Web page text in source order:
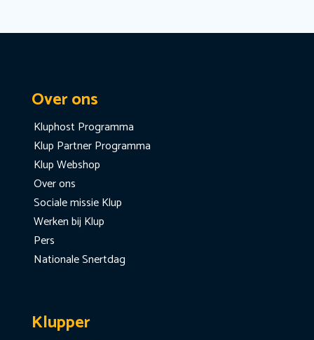
Over ons
Kluphost Programma
Klup Partner Programma
Klup Webshop
Over ons
Sociale missie Klup
Werken bij Klup
Pers
Nationale Snertdag
Klupper